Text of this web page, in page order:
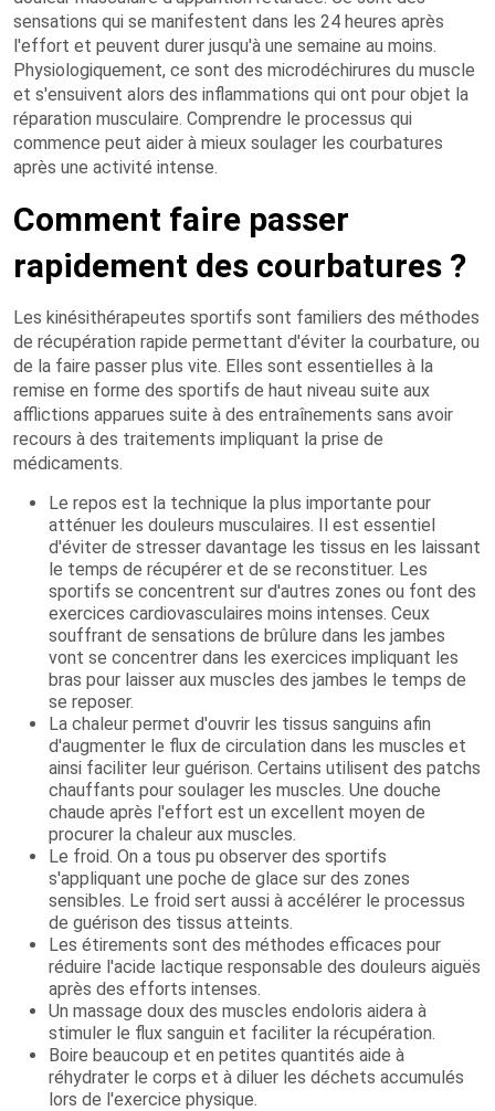
sensations qui se manifestent dans les 24 heures après
l'effort et peuvent durer jusqu'à une semaine au moins.
Physiologiquement, ce sont des microdéchirures du muscle
et s'ensuivent alors des inflammations qui ont pour objet la
réparation musculaire. Comprendre le processus qui
commence peut aider à mieux soulager les courbatures
après une activité intense.
Comment faire passer
rapidement des courbatures ?
Les kinésithérapeutes sportifs sont familiers des méthodes
de récupération rapide permettant d'éviter la courbature, ou
de la faire passer plus vite. Elles sont essentielles à la
remise en forme des sportifs de haut niveau suite aux
afflictions apparues suite à des entraînements sans avoir
recours à des traitements impliquant la prise de
médicaments.
Le repos est la technique la plus importante pour
atténuer les douleurs musculaires. Il est essentiel
d'éviter de stresser davantage les tissus en les laissant
le temps de récupérer et de se reconstituer. Les
sportifs se concentrent sur d'autres zones ou font des
exercices cardiovasculaires moins intenses. Ceux
souffrant de sensations de brûlure dans les jambes
vont se concentrer dans les exercices impliquant les
bras pour laisser aux muscles des jambes le temps de
se reposer.
La chaleur permet d'ouvrir les tissus sanguins afin
d'augmenter le flux de circulation dans les muscles et
ainsi faciliter leur guérison. Certains utilisent des patchs
chauffants pour soulager les muscles. Une douche
chaude après l'effort est un excellent moyen de
procurer la chaleur aux muscles.
Le froid. On a tous pu observer des sportifs
s'appliquant une poche de glace sur des zones
sensibles. Le froid sert aussi à accélérer le processus
de guérison des tissus atteints.
Les étirements sont des méthodes efficaces pour
réduire l'acide lactique responsable des douleurs aiguës
après des efforts intenses.
Un massage doux des muscles endoloris aidera à
stimuler le flux sanguin et faciliter la récupération.
Boire beaucoup et en petites quantités aide à
réhydrater le corps et à diluer les déchets accumulés
lors de l'exercice physique.